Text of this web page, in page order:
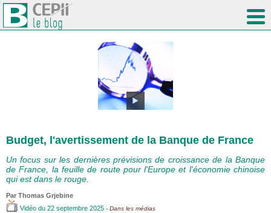
Budget, l'avertissement de la Banque de France
Un focus sur les dernières prévisions de croissance de la Banque
de France, la feuille de route pour l'Europe et l'économie chinoise
qui est dans le rouge.
Par Thomas Grjebine
Vidéo du 22 septembre 2025 - Dans les médias